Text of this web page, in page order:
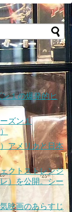
１の爆発的ヒ
ズン１
アメリカと日本
クトストレンジ
）を公開。シー
映画のあらすじ